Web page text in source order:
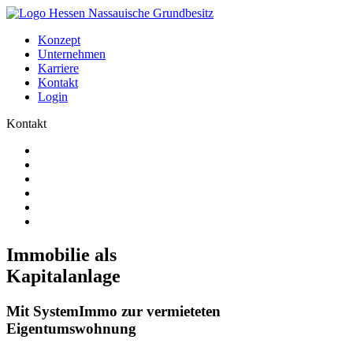
Konzept
Unternehmen
Karriere
Kontakt
Login
Kontakt
Immobilie als
Kapitalanlage
Mit SystemImmo zur vermieteten
Eigentumswohnung